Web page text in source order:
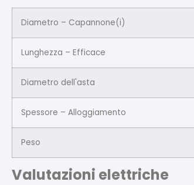
Diametro – Capannone(i)
Lunghezza – Efficace
Diametro dell'asta
Spessore – Alloggiamento
Peso
Valutazioni elettriche